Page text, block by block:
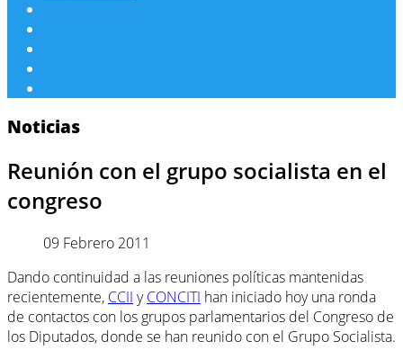
Noticias
Reunión con el grupo socialista en el
congreso
09 Febrero 2011
Dando continuidad a las reuniones políticas mantenidas
recientemente, CCII yCONCITI han iniciado hoy una ronda
de contactos con los grupos parlamentarios del Congreso de
los Diputados, donde se han reunido con el Grupo Socialista.